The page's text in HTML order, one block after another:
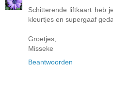
Schitterende liftkaart heb
kleurtjes en supergaaf
Groetjes,
Misseke
Beantwoorden